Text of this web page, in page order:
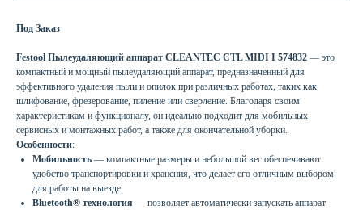
Под Заказ
Festool Пылеудаляющий аппарат CLEANTEC CTL MIDI I 574832 — это
компактный и мощный пылеудаляющий аппарат, предназначенный для
эффективного удаления пыли и опилок при различных работах, таких как
шлифование, фрезерование, пиление или сверление. Благодаря своим
характеристикам и функционалу, он идеально подходит для мобильных
сервисных и монтажных работ, а также для окончательной уборки.
Особенности:
Мобильность — компактные размеры и небольшой вес обеспечивают
удобство транспортировки и хранения, что делает его отличным выбором
для работы на выезде.
Bluetooth® технология — позволяет автоматически запускать аппарат